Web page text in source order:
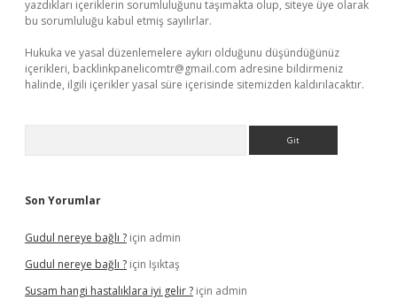
yazdıkları içeriklerin sorumluluğunu taşımakta olup, siteye üye olarak
bu sorumluluğu kabul etmiş sayılırlar.
Hukuka ve yasal düzenlemelere aykırı olduğunu düşündüğünüz
içerikleri, backlinkpanelicomtr@gmail.com adresine bildirmeniz
halinde, ilgili içerikler yasal süre içerisinde sitemizden kaldırılacaktır.
Son Yorumlar
Gudul nereye bağlı ? için admin
Gudul nereye bağlı ? için Işıktaş
Susam hangi hastalıklara iyi gelir ? için admin